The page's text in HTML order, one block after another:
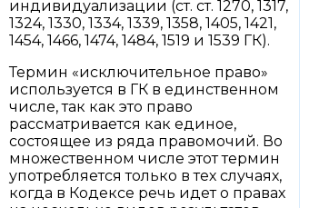
индивидуализации (ст. ст. 1270, 1317,
1324, 1330, 1334, 1339, 1358, 1405, 1421,
1454, 1466, 1474, 1484, 1519 и 1539 ГК).
Термин «исключительное право»
используется в ГК в единственном
числе, так как это право
рассматривается как единое,
состоящее из ряда правомочий. Во
множественном числе этот термин
употребляется только в тех случаях,
когда в Кодексе речь идет о правах